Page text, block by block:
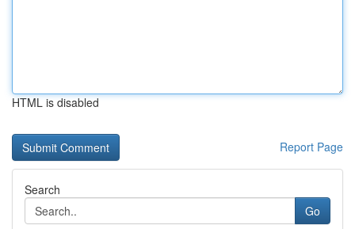
HTML is disabled
Report Page
Search
Go